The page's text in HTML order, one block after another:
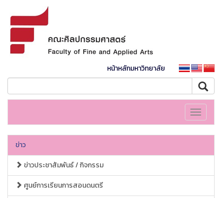
หน้าหลักมหาวิทยาลัย
Toggle
ข่าว
ข่าวประชาสัมพันธ์ / กิจกรรม
ศูนย์การเรียนการสอนดนตรี